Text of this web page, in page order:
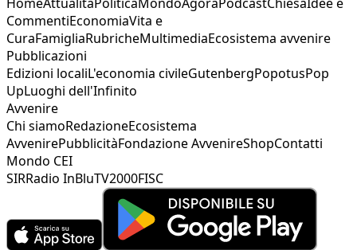
CommentiEconomiaVita e
CuraFamigliaRubricheMultimediaEcosistema avvenire
Pubblicazioni
Edizioni localiL'economia civileGutenbergPopotusPop
UpLuoghi dell'Infinito
Avvenire
Chi siamoRedazioneEcosistema
AvvenirePubblicitàFondazione AvvenireShopContatti
Mondo CEI
SIRRadio InBluTV2000FISC